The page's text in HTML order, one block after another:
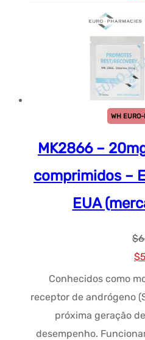
WH
MK2866 –
comprimidos –
EUA
$
$
Conhecidos como
receptor de andrógeno
próxima geração
desempenho.